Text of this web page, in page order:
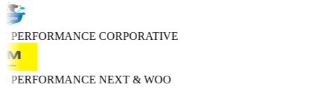
PERFORMANCECORPORATIVE
PERFORMANCENEXT & WOO